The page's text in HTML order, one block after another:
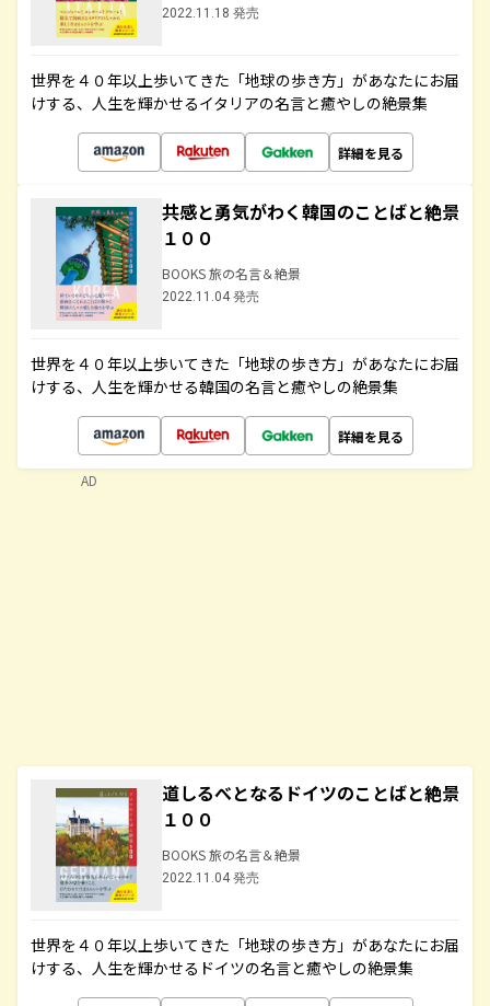
2022.11.18 発売
世界を４０年以上歩いてきた「地球の歩き方」があなたにお届
けする、人生を輝かせるイタリアの名言と癒やしの絶景集
詳細を見る
共感と勇気がわく韓国のことばと絶景
１００
BOOKS 旅の名言＆絶景
2022.11.04 発売
世界を４０年以上歩いてきた「地球の歩き方」があなたにお届
けする、人生を輝かせる韓国の名言と癒やしの絶景集
詳細を見る
道しるべとなるドイツのことばと絶景
１００
BOOKS 旅の名言＆絶景
2022.11.04 発売
世界を４０年以上歩いてきた「地球の歩き方」があなたにお届
けする、人生を輝かせるドイツの名言と癒やしの絶景集
AD